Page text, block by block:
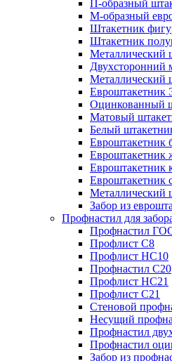
П-образный
М-образный
Штакетник
Штакетник
Металлический
Двухсторонний
Металлический
Евроштакетник
Оцинкованный
Матовый
Белый
Евроштакетник
Евроштакетник
Евроштакетник
Евроштакетник
Металлический
Забор из
Профнастил для
Профнастил
Профлист С8
Профлист НС10
Профнастил С20
Профлист НС21
Профлист С21
Стеновой
Несущий
Профнастил
Профнастил
Забор из